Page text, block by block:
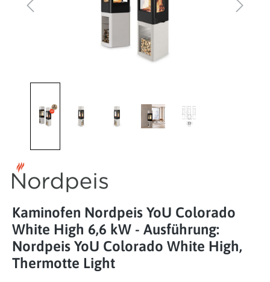
Kaminofen Nordpeis YoU Colorado
White High 6,6 kW - Ausführung:
Nordpeis YoU Colorado White High,
Thermotte Light